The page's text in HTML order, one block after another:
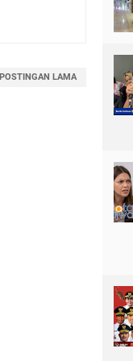
POSTINGAN LAMA